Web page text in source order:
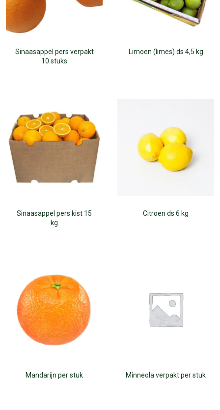
Sinaasappel pers verpakt
10 stuks
Limoen (limes) ds 4,5 kg
Sinaasappel pers kist 15
kg
Citroen ds 6 kg
Mandarijn per stuk Minneola verpakt per stuk